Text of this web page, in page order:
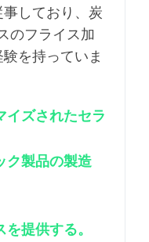
しており、炭
のフライス加
を持っていま
イズされたセラ
ク製品の製造
提供する。